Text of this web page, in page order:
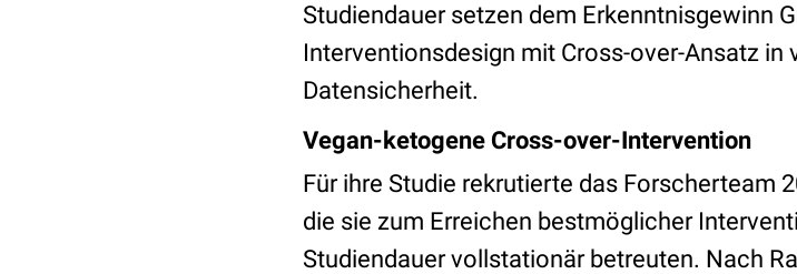
Studiendauer setzen dem Erkenntnisgewinn
Interventionsdesign mit Cross-over-Ansatz
Datensicherheit.
Vegan-ketogene Cross-over-Intervention
Für ihre Studie rekrutierte das Forscherteam
die sie zum Erreichen bestmöglicher
Studiendauer vollstationär betreuten. Nach